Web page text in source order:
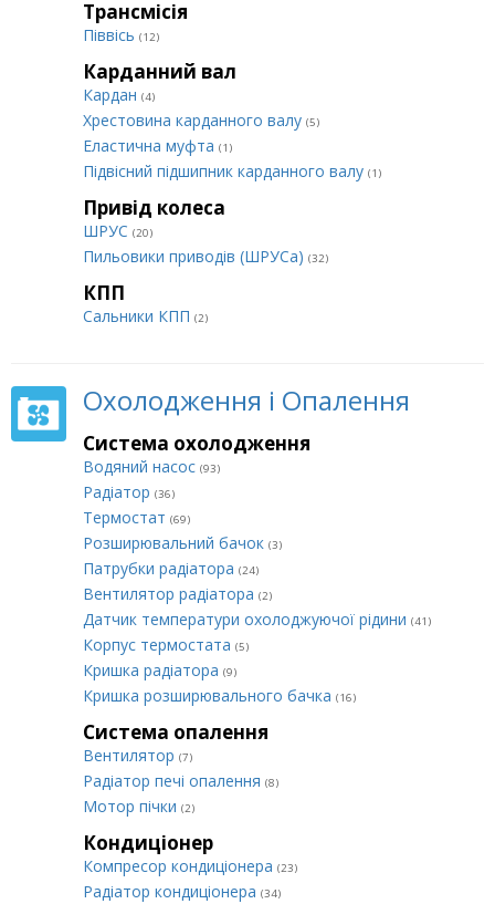
Трансмісія
Піввісь (12)
Карданний вал
Кардан (4)
Хрестовина карданного валу (5)
Еластична муфта (1)
Підвісний підшипник карданного валу (1)
Привід колеса
ШРУС (20)
Пильовики приводів (ШРУСа) (32)
КПП
Сальники КПП (2)
Охолодження і Опалення
Система охолодження
Водяний насос (93)
Радіатор (36)
Термостат (69)
Розширювальний бачок (3)
Патрубки радіатора (24)
Вентилятор радіатора (2)
Датчик температури охолоджуючої рідини (41)
Корпус термостата (5)
Кришка радіатора (9)
Кришка розширювального бачка (16)
Система опалення
Вентилятор (7)
Радіатор печі опалення (8)
Мотор пічки (2)
Кондиціонер
Компресор кондиціонера (23)
Радіатор кондиціонера (34)